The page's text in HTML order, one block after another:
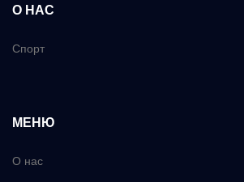
О НАС
Спорт
МЕНЮ
О нас